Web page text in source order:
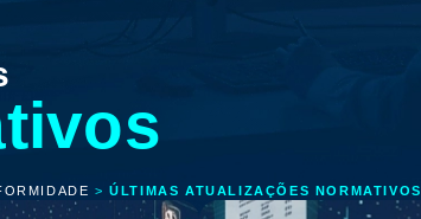
>ÚLTIMAS ATUALIZAÇÕES NORMATIVOS